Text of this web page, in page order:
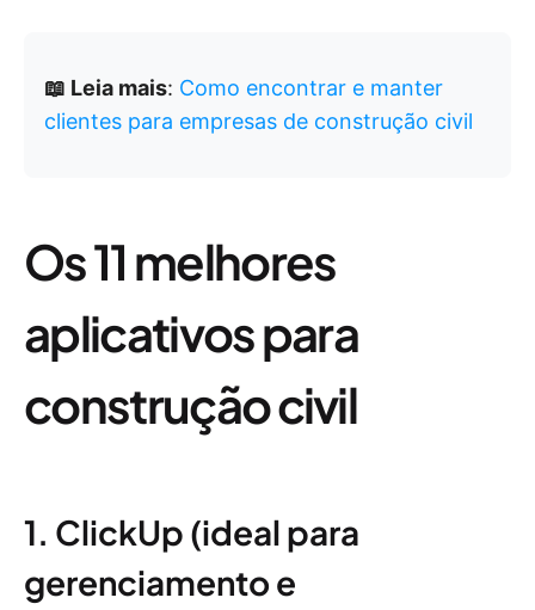
📖 Leia mais: Como encontrar e manter
clientes para empresas de construção civil
Os 11 melhores
aplicativos para
construção civil
1. ClickUp (ideal para
gerenciamento e